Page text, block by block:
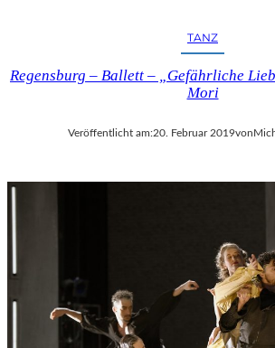
TANZ
Regensburg – Ballett – „Gefährliche
Mori
Veröffentlicht am:20. Februar 2019von